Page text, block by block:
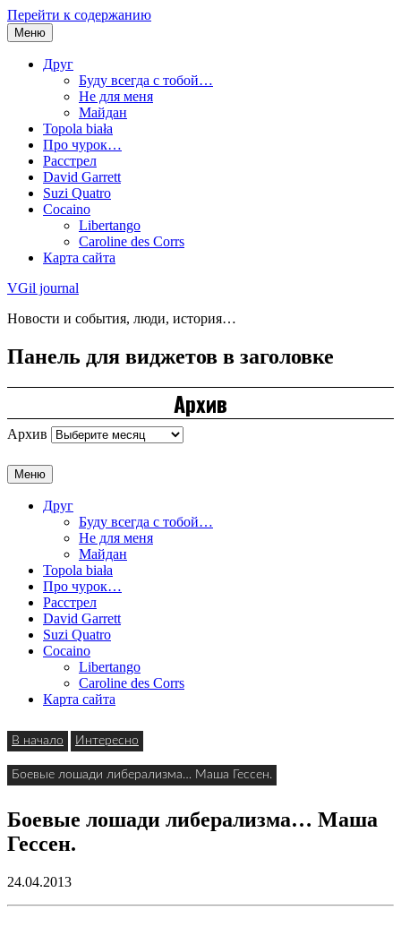
Перейти к содержанию
Меню
Друг
Буду всегда с тобой…
Не для меня
Майдан
Topola biała
Про чурок…
Расстрел
David Garrett
Suzi Quatro
Cocaino
Libertango
Caroline des Corrs
Карта сайта
VGil journal
Новости и события, люди, история…
Панель для виджетов в заголовке
Архив
Архив
Меню
Друг
Буду всегда с тобой…
Не для меня
Майдан
Topola biała
Про чурок…
Расстрел
David Garrett
Suzi Quatro
Cocaino
Libertango
Caroline des Corrs
Карта сайта
В начало Интересно
Боевые лошади либерализма… Маша Гессен.
Боевые лошади либерализма… Маша
Гессен.
24.04.2013